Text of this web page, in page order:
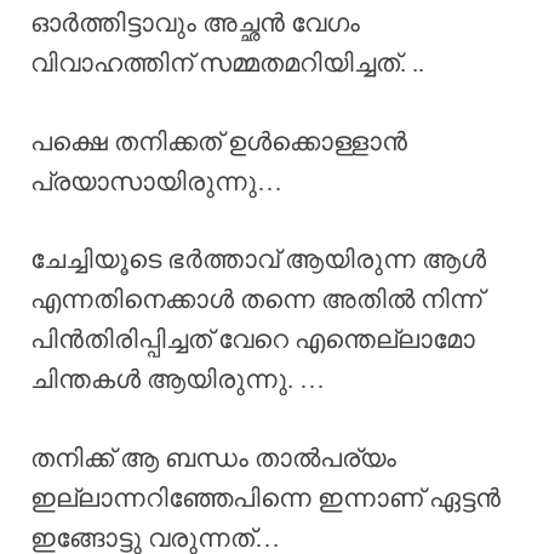
ഓർത്തിട്ടാവും അച്ഛൻ വേഗം
വിവാഹത്തിന് സമ്മതമറിയിച്ചത്. ..
പക്ഷെ തനിക്കത് ഉൾക്കൊള്ളാൻ
പ്രയാസായിരുന്നു…
ചേച്ചിയൂടെ ഭർത്താവ് ആയിരുന്ന ആൾ
എന്നതിനെക്കാൾ തന്നെ അതിൽ നിന്ന്
പിൻതിരിപ്പിച്ചത് വേറെ എന്തെല്ലാമോ
ചിന്തകൾ ആയിരുന്നു. …
തനിക്ക് ആ ബന്ധം താൽപര്യം
ഇല്ലാന്നറിഞ്ഞേപിന്നെ ഇന്നാണ് ഏട്ടൻ
ഇങ്ങോട്ടു വരുന്നത്…